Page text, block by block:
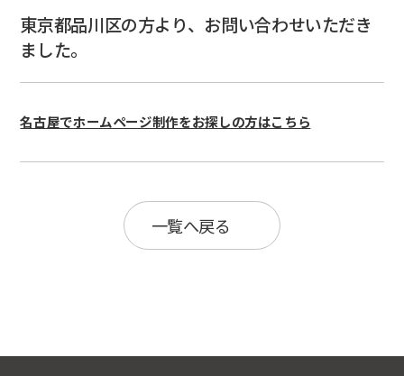
企業情報
よくある質問
代理店募集
お問い合わせ 無料Zoom相談
東京都品川区の方より、お問い合わせいただき
ました。
名古屋でホームページ制作をお探しの方はこちら
一覧へ戻る